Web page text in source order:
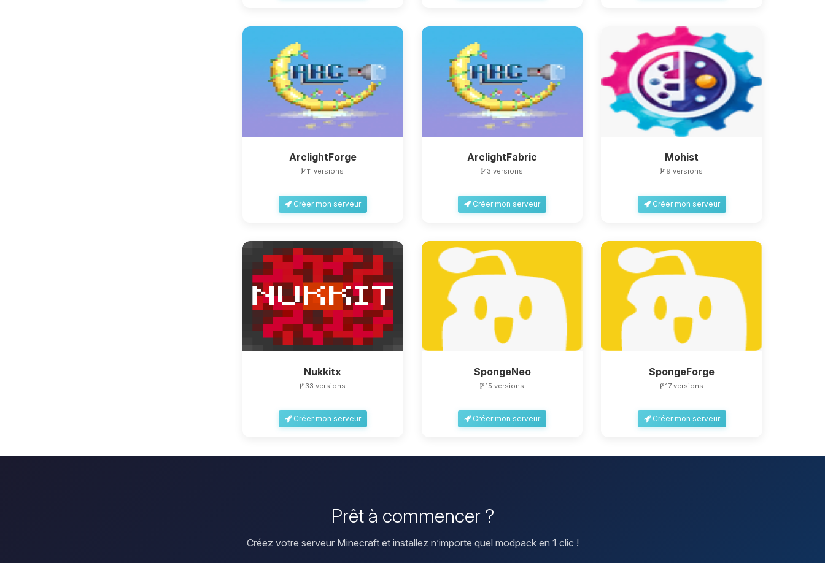
ArclightForge
11 versions
Créer mon serveur
ArclightFabric
3 versions
Créer mon serveur
Mohist
9 versions
Créer mon serveur
Nukkitx
33 versions
Créer mon serveur
SpongeNeo
15 versions
Créer mon serveur
SpongeForge
17 versions
Créer mon serveur
Prêt à commencer ?
Créez votre serveur Minecraft et installez n’importe quel modpack en 1 clic !